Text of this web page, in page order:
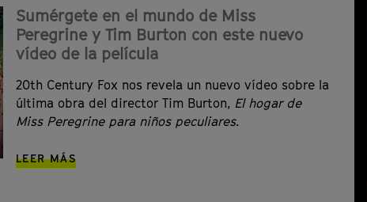
Sumérgete en el mundo de Miss
Peregrine y Tim Burton con este nuevo
vídeo de la película
20th Century Fox nos revela un nuevo vídeo sobre la
última obra del director Tim Burton, El hogar de
Miss Peregrine para niños peculiares.
LEER MÁS